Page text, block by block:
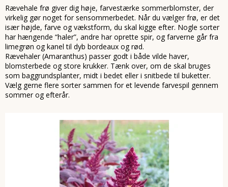
Rævehale frø giver dig høje, farvestærke sommerblomster, der
virkelig gør noget for sensommerbedet. Når du vælger frø, er det
især højde, farve og vækstform, du skal kigge efter. Nogle sorter
har hængende “haler”, andre har oprette spir, og farverne går fra
limegrøn og kanel til dyb bordeaux og rød.
Rævehaler (Amaranthus) passer godt i både vilde haver,
blomsterbede og store krukker. Tænk over, om de skal bruges
som baggrundsplanter, midt i bedet eller i snitbede til buketter.
Vælg gerne flere sorter sammen for et levende farvespil gennem
sommer og efterår.